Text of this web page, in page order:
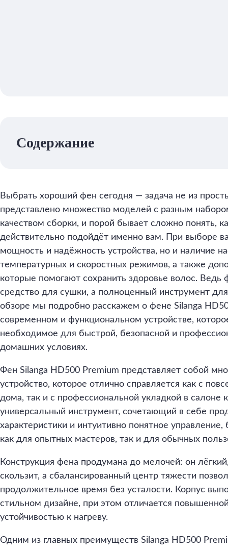
Содержание
Выбрать хороший фен сегодня — задача не из
представлено множество моделей с разным
качеством сборки, и порой бывает сложно понять,
действительно подойдёт именно вам. При выборе
мощность и надёжность устройства, но и наличие
температурных и скоростных режимов, а также
которые помогают сохранить здоровье волос. Ведь
средство для сушки, а полноценный инструмент
обзоре мы подробно расскажем о фенe Silanga
современном и функциональном устройстве,
необходимое для быстрой, безопасной и
домашних условиях.
Фен Silanga HD500 Premium представляет собой
устройство, которое отлично справляется как с
дома, так и с профессиональной укладкой в салоне
универсальный инструмент, сочетающий в себе
характеристики и интуитивно понятное
как для опытных мастеров, так и для обычных
Конструкция фена продумана до мелочей: он
скользит, а сбалансированный центр тяжести
продолжительное время без усталости. Корпус
стильном дизайне, при этом отличается
устойчивостью к нагреву.
Одним из главных преимуществ Silanga HD500